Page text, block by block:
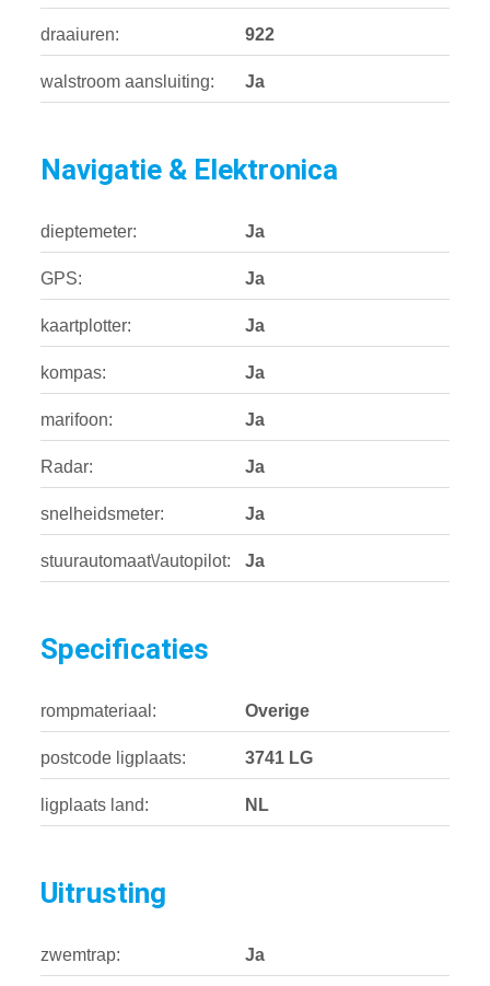
draaiuren: 922
walstroom aansluiting: Ja
Navigatie & Elektronica
dieptemeter: Ja
GPS: Ja
kaartplotter: Ja
kompas: Ja
marifoon: Ja
Radar: Ja
snelheidsmeter: Ja
stuurautomaat\/autopilot: Ja
Specificaties
rompmateriaal: Overige
postcode ligplaats: 3741 LG
ligplaats land: NL
Uitrusting
zwemtrap: Ja